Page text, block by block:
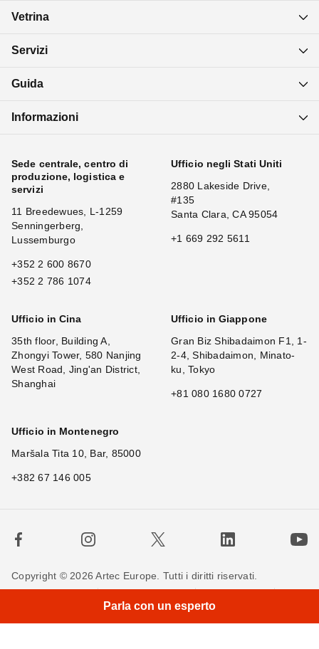
Vetrina
Servizi
Guida
Informazioni
Sede centrale, centro di
produzione, logistica e
servizi
11 Breedewues, L-1259
Senningerberg,
Lussemburgo
+352 2 600 8670
+352 2 786 1074
Ufficio negli Stati Uniti
2880 Lakeside Drive,
#135
Santa Clara, CA 95054
+1 669 292 5611
Ufficio in Cina
35th floor, Building A,
Zhongyi Tower, 580 Nanjing
West Road, Jing'an District,
Shanghai
Ufficio in Giappone
Gran Biz Shibadaimon F1, 1-
2-4, Shibadaimon, Minato-
ku, Tokyo
+81 080 1680 0727
Ufficio in Montenegro
Maršala Tita 10, Bar, 85000
+382 67 146 005
Copyright © 2026 Artec Europe. Tutti i diritti riservati.
Contattaci
Parla con un esperto